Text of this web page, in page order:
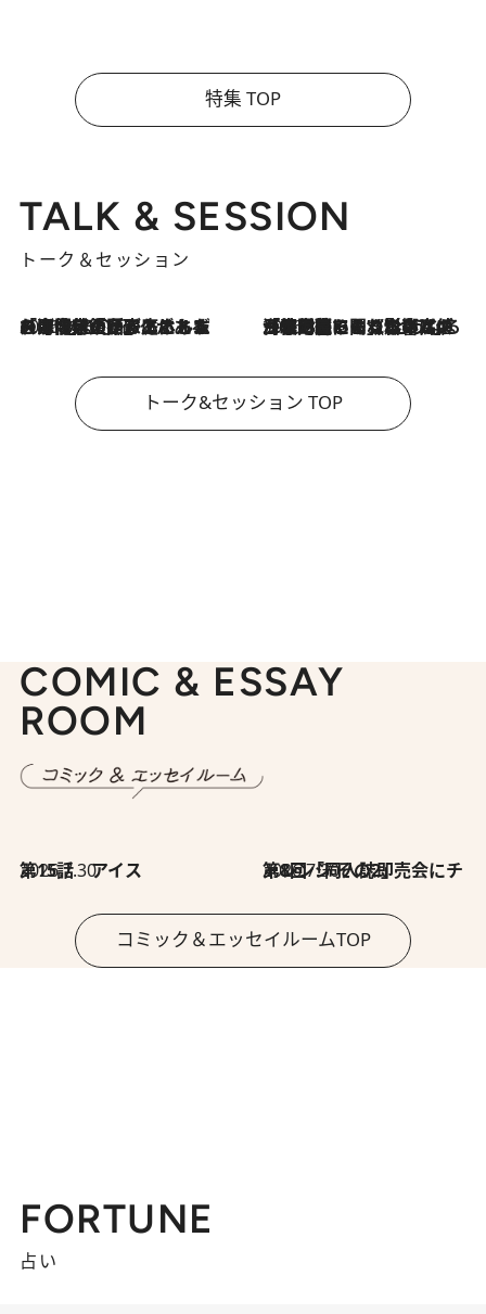
特集 TOP
TALK & SESSION
トーク＆セッション
2026.8.3
「今後値上げがあるとすれば…」「リスクがあるのは今年の冬」エネルギー専門家が語る、ホルムズ海峡封鎖が家庭にもたらす“ある心配” 2026.8.3
「住宅建てられない…」「サーチャージ料の高値が続いている」ホルムズ海峡封鎖による影響はいつまで続く？《エネルギー専門家に聞く“どうなる日本の暮らし”》
トーク&セッション TOP
COMIC & ESSAY
ROOM
2026.7.30
第15話 アイス 2026.7.30
第8回「同人誌即売会にチャレンジ その2」
コミック＆エッセイルームTOP
FORTUNE
占い